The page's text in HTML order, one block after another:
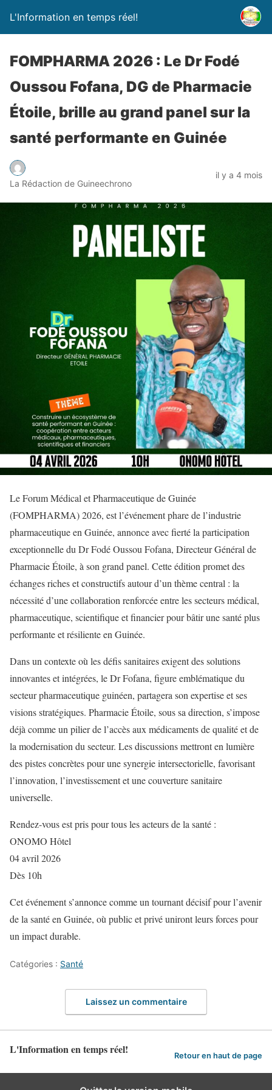
L'Information en temps réel!
FOMPHARMA 2026 : Le Dr Fodé
Oussou Fofana, DG de Pharmacie
Étoile, brille au grand panel sur la
santé performante en Guinée
La Rédaction de Guineechrono
il y a 4 mois
Le Forum Médical et Pharmaceutique de Guinée
(FOMPHARMA) 2026, est l’événement phare de l’industrie
pharmaceutique en Guinée, annonce avec fierté la participation
exceptionnelle du Dr Fodé Oussou Fofana, Directeur Général de
Pharmacie Étoile, à son grand panel. Cette édition promet des
échanges riches et constructifs autour d’un thème central : la
nécessité d’une collaboration renforcée entre les secteurs médical,
pharmaceutique, scientifique et financier pour bâtir une santé plus
performante et résiliente en Guinée.
Dans un contexte où les défis sanitaires exigent des solutions
innovantes et intégrées, le Dr Fofana, figure emblématique du
secteur pharmaceutique guinéen, partagera son expertise et ses
visions stratégiques. Pharmacie Étoile, sous sa direction, s’impose
déjà comme un pilier de l’accès aux médicaments de qualité et de
la modernisation du secteur. Les discussions mettront en lumière
des pistes concrètes pour une synergie intersectorielle, favorisant
l’innovation, l’investissement et une couverture sanitaire
universelle.
Rendez-vous est pris pour tous les acteurs de la santé :
ONOMO Hôtel
04 avril 2026
Dès 10h
Cet événement s’annonce comme un tournant décisif pour l’avenir
de la santé en Guinée, où public et privé uniront leurs forces pour
un impact durable.
Catégories : Santé
Laissez un commentaire
L'Information en temps réel! Retour en haut de page